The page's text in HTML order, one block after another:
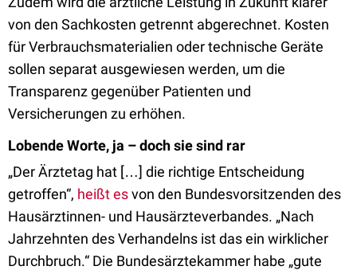
von den Sachkosten getrennt abgerechnet. Kosten
für Verbrauchsmaterialien oder technische Geräte
sollen separat ausgewiesen werden, um die
Transparenz gegenüber Patienten und
Versicherungen zu erhöhen.
Lobende Worte, ja – doch sie sind rar
„Der Ärztetag hat […] die richtige Entscheidung
getroffen“, heißt esvon den Bundesvorsitzenden des
Hausärztinnen- und Hausärzteverbandes. „Nach
Jahrzehnten des Verhandelns ist das ein wirklicher
Durchbruch.“ Die Bundesärztekammer habe „gute